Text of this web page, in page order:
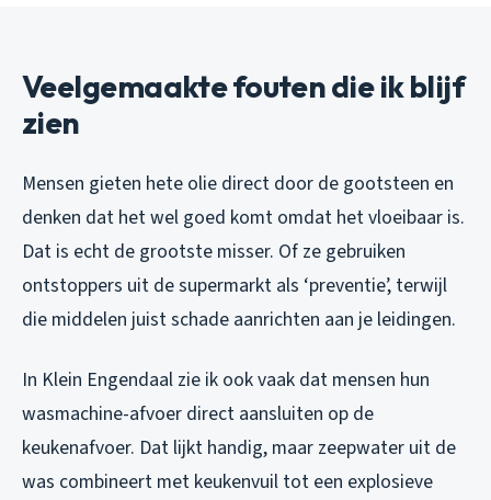
Veelgemaakte fouten die ik blijf
zien
Mensen gieten hete olie direct door de gootsteen en
denken dat het wel goed komt omdat het vloeibaar is.
Dat is echt de grootste misser. Of ze gebruiken
ontstoppers uit de supermarkt als ‘preventie’, terwijl
die middelen juist schade aanrichten aan je leidingen.
In Klein Engendaal zie ik ook vaak dat mensen hun
wasmachine-afvoer direct aansluiten op de
keukenafvoer. Dat lijkt handig, maar zeepwater uit de
was combineert met keukenvuil tot een explosieve